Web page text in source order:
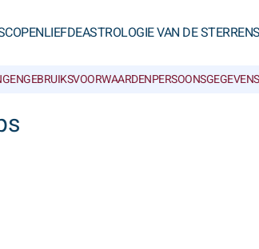
LIEFDEASTROLOGIE VAN DE STERREN
GEBRUIKSVOORWAARDENPERSOONSGEGEVENS